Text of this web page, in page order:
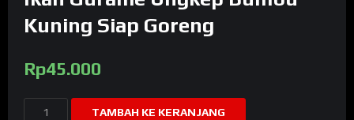
Kuning Siap Goreng
Rp45.000
Kuantitas
TAMBAH KE KERANJANG